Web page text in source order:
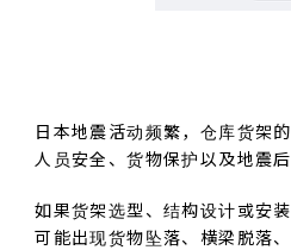
日本地震活动频繁，仓库货架
人员安全、货物保护以及地震后
如果货架选型、结构设计或安
可能出现货物坠落、横梁脱落